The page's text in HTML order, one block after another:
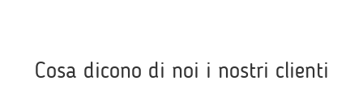
Cosa dicono di noi i nostri clienti